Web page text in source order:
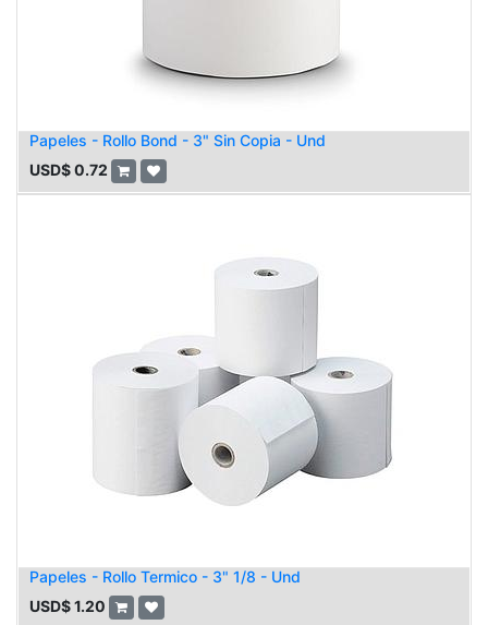
Papeles - Rollo Bond - 3" Sin Copia - Und
USD$0.72
Papeles - Rollo Termico - 3" 1/8 - Und
USD$1.20